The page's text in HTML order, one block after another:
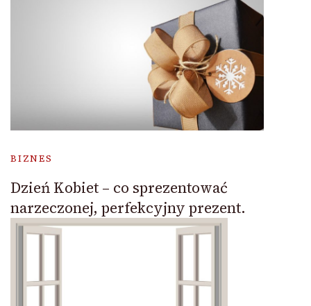
BIZNES
Dzień Kobiet – co sprezentować
narzeczonej, perfekcyjny prezent.